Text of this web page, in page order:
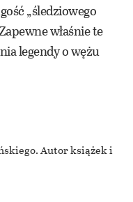
„śledziowego
właśnie te
legendy o wężu
Autor książek i